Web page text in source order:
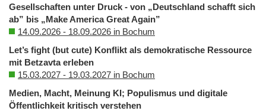
Gesellschaften unter Druck - von „Deutschland schafft sich
ab” bis „Make America Great Again”
14.09.2026 - 18.09.2026 in Bochum
Let’s fight (but cute) Konflikt als demokratische Ressource
mit Betzavta erleben
15.03.2027 - 19.03.2027 in Bochum
Medien, Macht, Meinung KI; Populismus und digitale
Öffentlichkeit kritisch verstehen